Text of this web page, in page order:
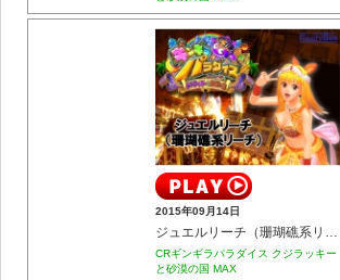
2015年09月14日
ジュエルリーチ（珊瑚礁系リーチ）
CRギンギラパラダイス クジラッキー
と砂漠の国 MAX